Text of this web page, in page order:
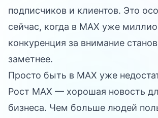
подписчиков и клиентов. Это
сейчас, когда в MAX уже
конкуренция за внимание
заметнее.
Просто быть в MAX уже
Рост MAX — хорошая новость
бизнеса. Чем больше людей